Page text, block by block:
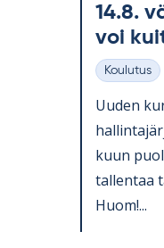
14.8.
voi
Kategoriat
Koulutus
Uu­den
kuun
tal­len­taa
Huom!...